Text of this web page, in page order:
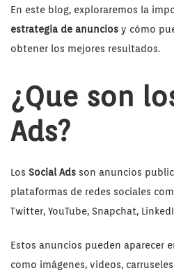
En este blog, exploraremos la
estrategia de anuncios y cómo
obtener los mejores resultados.
¿Que son
Ads?
Los Social Ads son anuncios
plataformas de redes sociales
Twitter, YouTube, Snapchat,
Estos anuncios pueden aparecer
como imágenes, videos,